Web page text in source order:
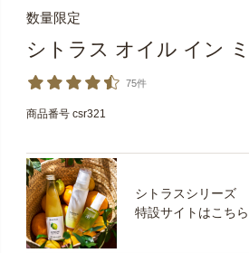
数量限定
シトラス オイル イン
75件
商品番号 csr321
シトラスシリーズ
特設サイトはこちら